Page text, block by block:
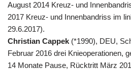
August 2014 Kreuz- und
2017 Kreuz- und Innenbandriss im
29.6.2017).
Christian Cappek (*1990), DEU,
Februar 2016 drei Knieoperationen,
14 Monate Pause, Rücktritt März